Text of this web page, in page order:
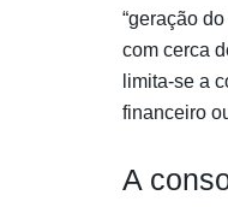
“geração
com cerca
limita-se a
financeiro
A